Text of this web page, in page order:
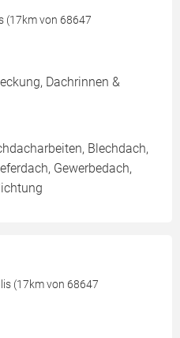
(17km von 68647
Dachrinnen &
Blechdach,
Gewerbedach,
(17km von 68647